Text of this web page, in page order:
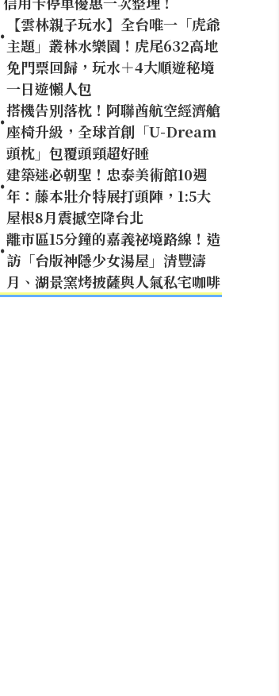
. 【雲林親子玩水】全台唯一「虎爺
主題」叢林水樂園！虎尾632高地
免門票回歸，玩水＋4大順遊秘境
一日遊懶人包
.搭機告別落枕！阿聯酋航空經濟艙
座椅升級，全球首創「U-Dream
頭枕」包覆頭頸超好睡
.建築迷必朝聖！忠泰美術館10週
年：藤本壯介特展打頭陣，1:5大
屋根8月震撼空降台北
.離市區15分鐘的嘉義祕境路線！造
訪「台版神隱少女湯屋」清豐濤
月、湖景窯烤披薩與人氣私宅咖啡